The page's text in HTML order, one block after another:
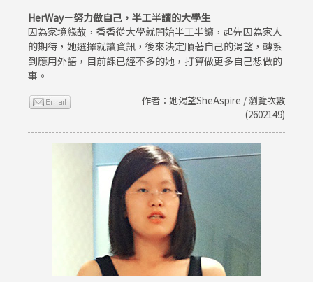
HerWay－努力做自己，半工半讀的大學生
因為家境緣故，香香從大學就開始半工半讀，起先因為家人
的期待，她選擇就讀資訊，後來決定順著自己的渴望，轉系
到應用外語，目前課已經不多的她，打算做更多自己想做的
事。
作者：她渴望SheAspire / 瀏覽次數
(2602149)